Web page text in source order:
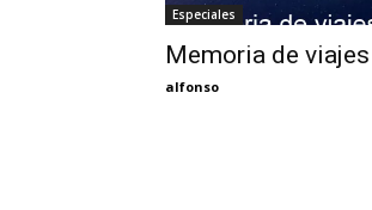
Especiales
Memoria de
alfonso